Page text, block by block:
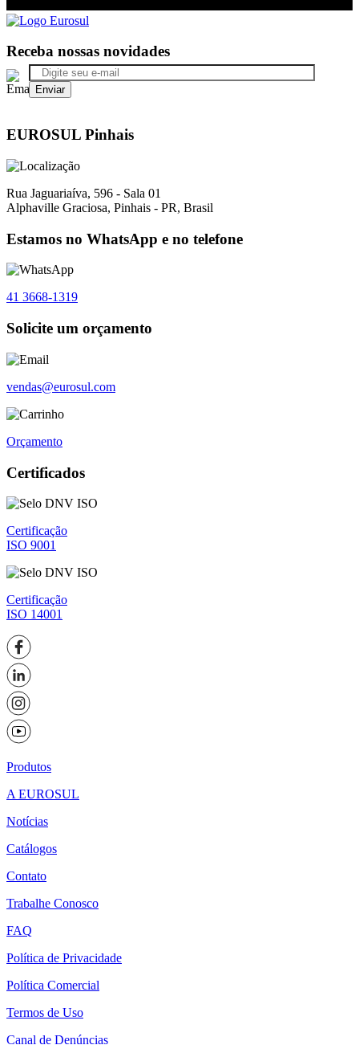
Receba nossas novidades
EUROSUL Pinhais
Rua Jaguariaíva, 596 - Sala 01
Alphaville Graciosa, Pinhais - PR, Brasil
Estamos no WhatsApp e no telefone
41 3668-1319
Solicite um orçamento
vendas@eurosul.com
Orçamento
Certificados
Certificação
ISO 9001
Certificação
ISO 14001
Produtos
A EUROSUL
Notícias
Catálogos
Contato
Trabalhe Conosco
FAQ
Política de Privacidade
Política Comercial
Termos de Uso
Canal de Denúncias